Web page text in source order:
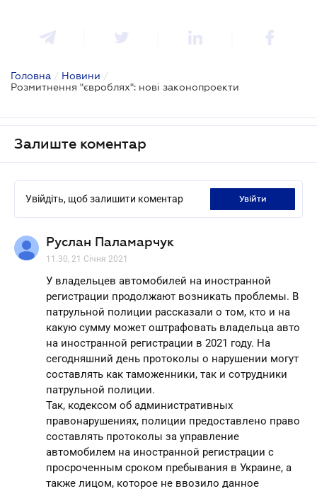
Головна / Новини /
Розмитнення "євроблях": нові законопроекти
Залиште коментар
Увійдіть, щоб залишити коментар увійти
Руслан Паламарчук
11.30, 21 Січня 2021
У владельцев автомобилей на иностранной
регистрации продолжают возникать проблемы. В
патрульной полиции рассказали о том, кто и на
какую сумму может оштрафовать владельца авто
на иностранной регистрации в 2021 году. На
сегодняшний день протоколы о нарушении могут
составлять как таможенники, так и сотрудники
патрульной полиции.
Так, кодексом об административных
правонарушениях, полиции предоставлено право
составлять протоколы за управление
автомобилем на иностранной регистрации с
просроченным сроком пребывания в Украине, а
также лицом, которое не ввозило данное